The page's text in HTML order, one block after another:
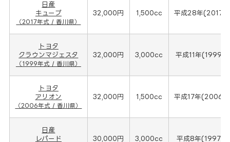
日産
キューブ
（2017年式 / 香川県）
32,000円 1,500cc 平成28年(2017
トヨタ
クラウンマジェスタ
（1999年式 / 香川県）
32,000円 3,000cc 平成11年(1999
トヨタ
アリオン
（2006年式 / 香川県）
32,000円 1,500cc 平成17年(2006
日産
レパード
30,000円 3,000cc 平成8年(1997年)